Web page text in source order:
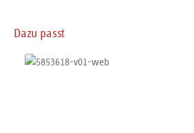
Produktgalerie überspringen
Dazu passt